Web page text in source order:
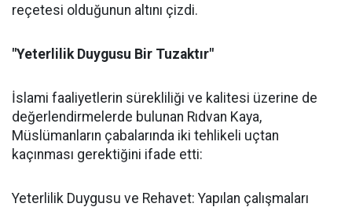
reçetesi olduğunun altını çizdi.
"Yeterlilik Duygusu Bir Tuzaktır"
İslami faaliyetlerin sürekliliği ve kalitesi üzerine de
değerlendirmelerde bulunan Rıdvan Kaya,
Müslümanların çabalarında iki tehlikeli uçtan
kaçınması gerektiğini ifade etti:
Yeterlilik Duygusu ve Rehavet: Yapılan çalışmaları